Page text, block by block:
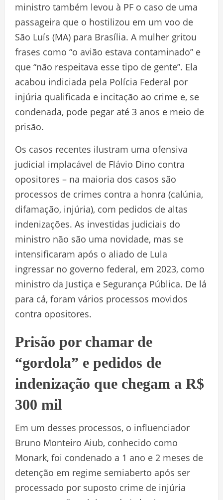
ministro também levou à PF o caso de uma
passageira que o hostilizou em um voo de
São Luís (MA) para Brasília. A mulher gritou
frases como “o avião estava contaminado” e
que “não respeitava esse tipo de gente”. Ela
acabou indiciada pela Polícia Federal por
injúria qualificada e incitação ao crime e, se
condenada, pode pegar até 3 anos e meio de
prisão.
Os casos recentes ilustram uma ofensiva
judicial implacável de Flávio Dino contra
opositores – na maioria dos casos são
processos de crimes contra a honra (calúnia,
difamação, injúria), com pedidos de altas
indenizações. As investidas judiciais do
ministro não são uma novidade, mas se
intensificaram após o aliado de Lula
ingressar no governo federal, em 2023, como
ministro da Justiça e Segurança Pública. De lá
para cá, foram vários processos movidos
contra opositores.
Prisão por chamar de
“gordola” e pedidos de
indenização que chegam a R$
300 mil
Em um desses processos, o influenciador
Bruno Monteiro Aiub, conhecido como
Monark, foi condenado a 1 ano e 2 meses de
detenção em regime semiaberto após ser
processado por suposto crime de injúria